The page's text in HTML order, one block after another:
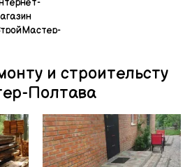
и строительсту
Полтава